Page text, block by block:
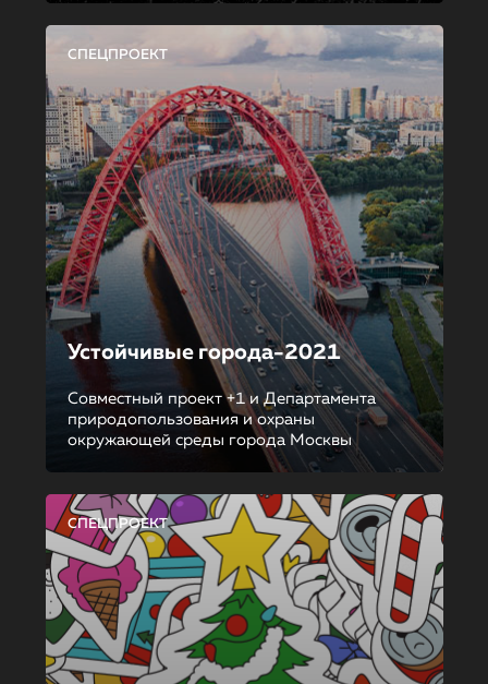
СПЕЦПРОЕКТ
Устойчивые города-2021
Совместный проект +1 и Департамента
природопользования и охраны
окружающей среды города Москвы
СПЕЦПРОЕКТ